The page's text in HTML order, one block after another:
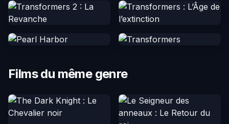
Films du même genre